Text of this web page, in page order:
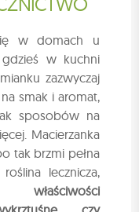
w domach u
w kuchni
zazwyczaj
smak i aromat,
sposobów na
Macierzanka
tak brzmi pełna
lecznicza,
właściwości